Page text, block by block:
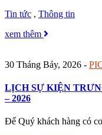
Tin tức , Thông tin
xem thêm
30 Tháng Bảy, 2026 -
LỊCH SỰ KIỆN
– 2026
Để Quý khách hàng có